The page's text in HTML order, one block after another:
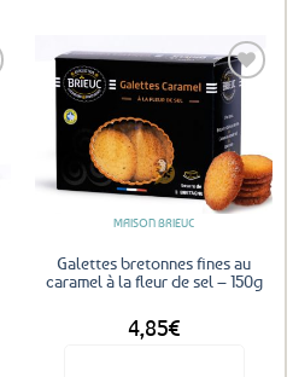
plusieurs
variations.
options
peuvent
la
Ajouter
aux
favoris
MAISON BRIEUC
Galettes bretonnes fines au
caramel à la fleur de sel – 150g
4,85€